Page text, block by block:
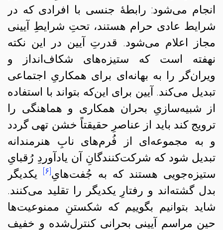
انجام می‌شود: رابطهٔ جنسی با افرادی که در
شرایط عادی حرام هستند، تحتِ شرایطِ آیینی
مجاز اعلام می‌شود. قدرتِ آیین در این نکته
نهفته است که ستیزه‌های شکاف‌انداز و
ویران‌گر را به بهانه‌ای برای همکاریِ اجتماعی
تبدیل می‌کند. آیین برای این‌که بتواند با استفاده
از شبیه‌سازیِ بحران همکاری و هماهنگی را
ترویج کند باید از عناصرِ حقیقتاً خشن تهی گردد
و به مجموعه‌ای از فُرم‌های نابِ هنرمندانه
تبدیل شود که شرکت‌کنندگانِ آن یادآوردِ رُقبایِ
ستیزه‌جویی هستند که به جُفت‌هایِ[۶]
یکدیگر
بدل گشته‌اند و رفتارِ یکدیگر را تقلید می‌کنند.
شاید بتوانیم بگوییم که شکستنِ ممنوعیت‌ها
حینِ مراسمِ آیینی بحرانی کنترل‌شده و خفیف